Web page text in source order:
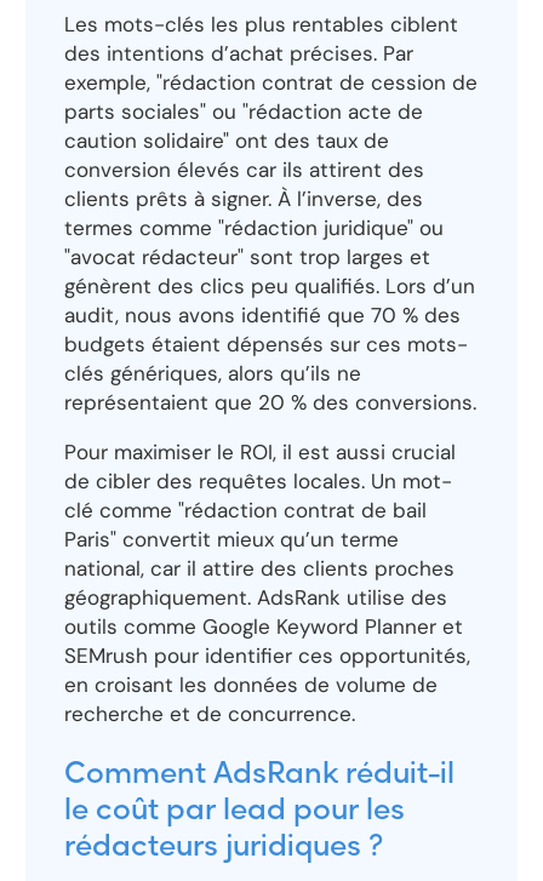
Les mots-clés les plus rentables ciblent
des intentions d’achat précises. Par
exemple, "rédaction contrat de cession de
parts sociales" ou "rédaction acte de
caution solidaire" ont des taux de
conversion élevés car ils attirent des
clients prêts à signer. À l’inverse, des
termes comme "rédaction juridique" ou
"avocat rédacteur" sont trop larges et
génèrent des clics peu qualifiés. Lors d’un
audit, nous avons identifié que 70 % des
budgets étaient dépensés sur ces mots-
clés génériques, alors qu’ils ne
représentaient que 20 % des conversions.
Pour maximiser le ROI, il est aussi crucial
de cibler des requêtes locales. Un mot-
clé comme "rédaction contrat de bail
Paris" convertit mieux qu’un terme
national, car il attire des clients proches
géographiquement. AdsRank utilise des
outils comme Google Keyword Planner et
SEMrush pour identifier ces opportunités,
en croisant les données de volume de
recherche et de concurrence.
Comment AdsRank réduit-il
le coût par lead pour les
rédacteurs juridiques ?